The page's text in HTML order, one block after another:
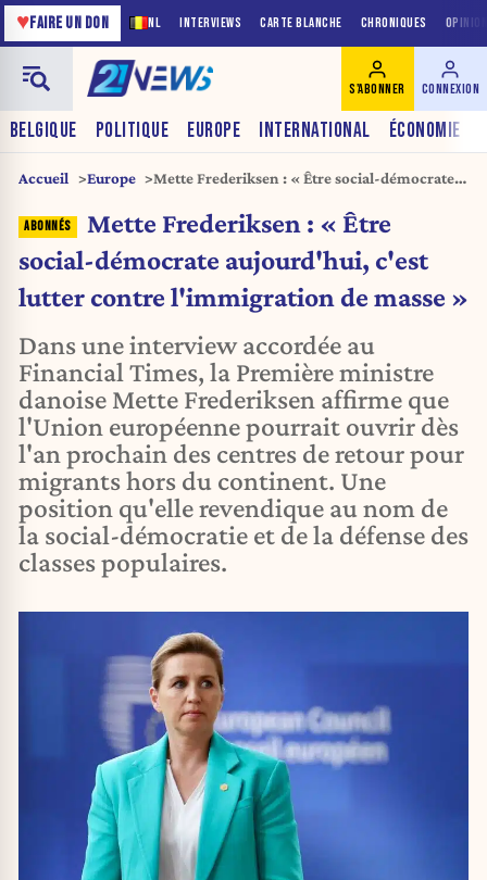
NL INTERVIEWS CARTE BLANCHE CHRONIQUES
♥FAIRE UN DON
BELGIQUE POLITIQUE EUROPE INTERNATIONAL ÉCONOMIE
S'ABONNER CONNEXION
Accueil Europe
Mette Frederiksen : « Être social-démocrate
de masse »
Mette Frederiksen : « Être
social-démocrate aujourd'hui, c'est
lutter contre l'immigration de masse »
Dans une interview accordée au
Financial Times, la Première ministre
danoise Mette Frederiksen affirme que
l'Union européenne pourrait ouvrir dès
l'an prochain des centres de retour pour
migrants hors du continent. Une
position qu'elle revendique au nom de
la social-démocratie et de la défense des
classes populaires.